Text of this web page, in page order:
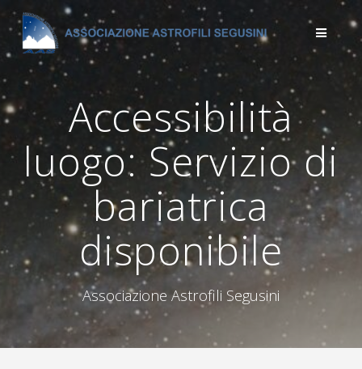
Salta
al
contenuto
Accessibilità
luogo:Servizio di
bariatrica
disponibile
Associazione Astrofili Segusini